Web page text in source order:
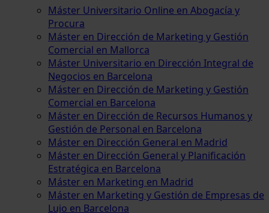
Máster Universitario Online en Abogacía y
Procura
Máster en Dirección de Marketing y Gestión
Comercial en Mallorca
Máster Universitario en Dirección Integral de
Negocios en Barcelona
Máster en Dirección de Marketing y Gestión
Comercial en Barcelona
Máster en Dirección de Recursos Humanos y
Gestión de Personal en Barcelona
Máster en Dirección General en Madrid
Máster en Dirección General y Planificación
Estratégica en Barcelona
Máster en Marketing en Madrid
Máster en Marketing y Gestión de Empresas de
Lujo en Barcelona